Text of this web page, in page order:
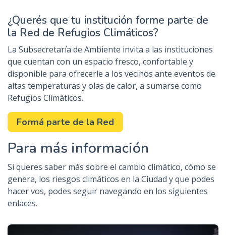
¿Querés que tu institución forme parte de
la Red de Refugios Climáticos?
La Subsecretaría de Ambiente invita a las instituciones
que cuentan con un espacio fresco, confortable y
disponible para ofrecerle a los vecinos ante eventos de
altas temperaturas y olas de calor, a sumarse como
Refugios Climáticos.
Formá parte de la Red
Para más información
Si queres saber más sobre el cambio climático, cómo se
genera, los riesgos climáticos en la Ciudad y que podes
hacer vos, podes seguir navegando en los siguientes
enlaces.